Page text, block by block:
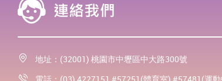
地址：(32001) 桃園市中壢區中大路300號